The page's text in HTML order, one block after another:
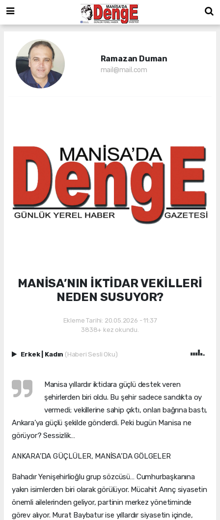
Ramazan Duman
mail@mail.com
MANİSA’NIN İKTİDAR VEKİLLERİ
NEDEN SUSUYOR?
Ekleme Tarihi: 20.05.2026 - 11:37
3838+ kez okundu.
Erkek Kadın (Haberi Sesli Oku)
Manisa yıllardır iktidara güçlü destek veren
şehirlerden biri oldu. Bu şehir sadece sandıkta oy
vermedi; vekillerine sahip çıktı, onları bağrına bastı,
Ankara’ya güçlü şekilde gönderdi. Peki bugün Manisa ne
görüyor? Sessizlik…
ANKARA’DA GÜÇLÜLER, MANİSA’DA GÖLGELER
Bahadır Yenişehirlioğlu grup sözcüsü… Cumhurbaşkanına
yakın isimlerden biri olarak görülüyor. Mücahit Arınç siyasetin
önemli ailelerinden geliyor, partinin merkez yönetiminde
görev alıyor. Murat Baybatur ise yıllardır siyasetin içinde,